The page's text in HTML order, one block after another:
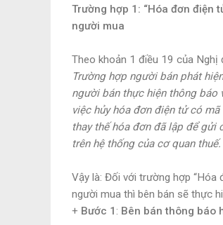
Trường hợp 1 : “Hóa đơn điện
người mua
Theo khoản 1 điều 19 của
Trường hợp người bán phát
người bán thực hiện thông báo
việc hủy hóa đơn điện tử có
thay thế hóa đơn đã lập để gửi
trên hệ thống của cơ quan thuế.
Vậy là: Đối với trường hợp
người mua thì bên bán sẽ thực
+ Bước 1 : Bên bán thông báo